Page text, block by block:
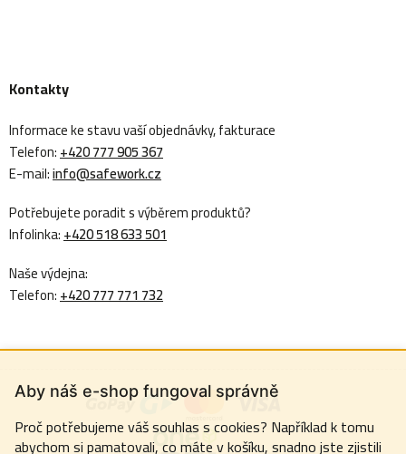
Aby náš e-shop fungoval správně
Proč potřebujeme váš souhlas s cookies? Například k tomu
abychom si pamatovali, co máte v košíku, snadno jste zjistili
Kontakty
Informace ke stavu vaší objednávky, fakturace
Telefon:+420 777 905 367
E-mail:info@safework.cz
Potřebujete poradit s výběrem produktů?
Infolinka:+420 518 633 501
Naše výdejna:
Telefon:+420 777 771 732